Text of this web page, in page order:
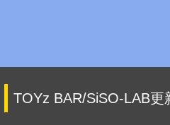
TOYz BAR/SiSO-LAB更